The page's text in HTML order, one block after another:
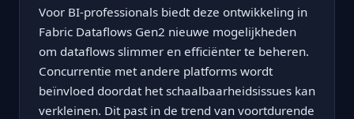
Voor BI-professionals biedt deze ontwikkeling in
Fabric Dataflows Gen2 nieuwe mogelijkheden
om dataflows slimmer en efficiënter te beheren.
Concurrentie met andere platforms wordt
beïnvloed doordat het schaalbaarheidsissues kan
verkleinen. Dit past in de trend van voortdurende